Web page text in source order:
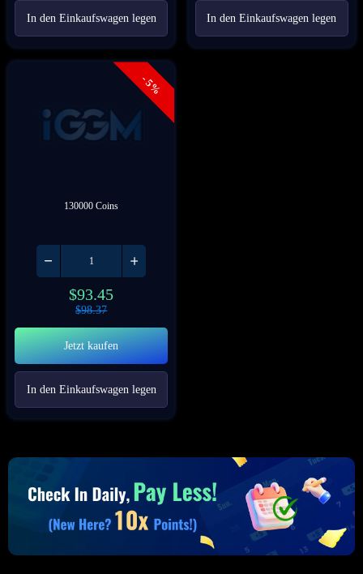
In den Einkaufswagen legen In den Einkaufswagen legen
- 5%
130000 Coins
$93.45
$98.37
Jetzt kaufen
In den Einkaufswagen legen